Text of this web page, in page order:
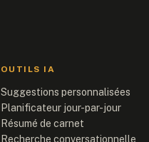
OUTILS IA
Suggestions personnalisées
Planificateur jour-par-jour
Résumé de carnet
Recherche conversationnelle